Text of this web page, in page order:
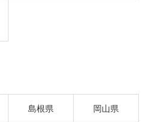
島根県 岡山県